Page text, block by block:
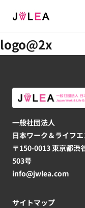
logo@2x
一般社団法人
日本ワーク＆ライフ
〒150-0013 東京都渋
503号
info@jwlea.com
サイトマップ